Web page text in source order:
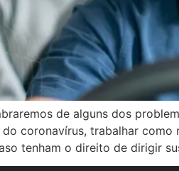
de alguns dos
coronavírus, trabalhar
tenham o direito de dirigir